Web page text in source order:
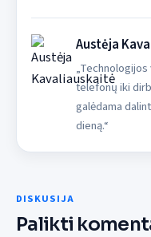
Austėja
„Technologijos
telefonų iki
galėdama
dieną.“
DISKUSIJA
Palikti